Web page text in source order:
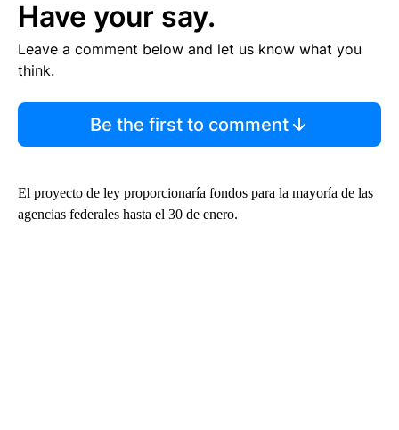
Have your say.
Leave a comment below and let us know what you
think.
Be the first to comment
El proyecto de ley proporcionaría fondos para la mayoría de las
agencias federales hasta el 30 de enero.